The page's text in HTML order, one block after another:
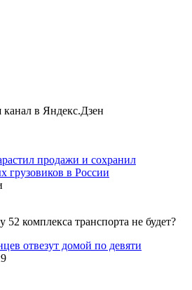
в Яндекс.Дзен
продажи и сохранил
грузовиков в России
52 комплекса транспорта не будет?
отвезут домой по девяти